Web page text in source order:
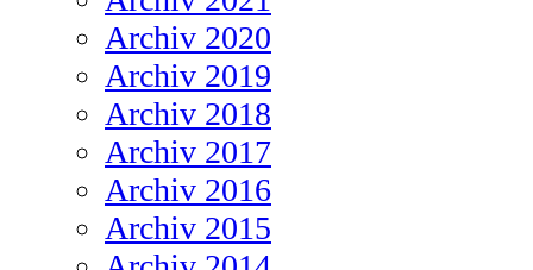
Archiv 2020
Archiv 2019
Archiv 2018
Archiv 2017
Archiv 2016
Archiv 2015